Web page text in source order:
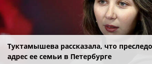
Туктамышева рассказала, что
адрес ее семьи в Петербурге